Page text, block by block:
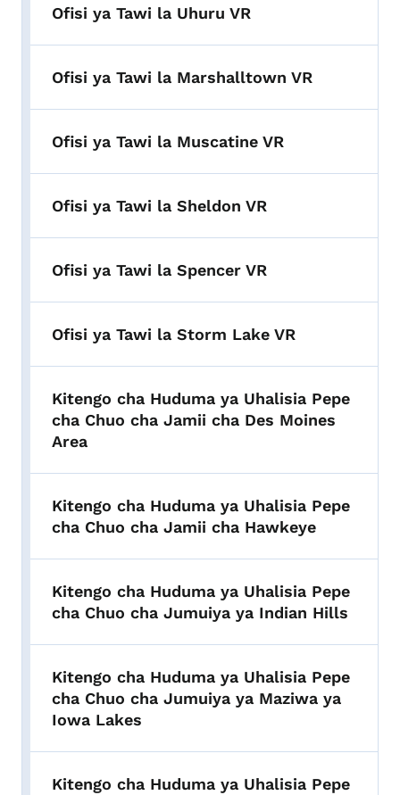
Ofisi ya Tawi la Uhuru VR
Ofisi ya Tawi la Marshalltown VR
Ofisi ya Tawi la Muscatine VR
Ofisi ya Tawi la Sheldon VR
Ofisi ya Tawi la Spencer VR
Ofisi ya Tawi la Storm Lake VR
Kitengo cha Huduma ya Uhalisia Pepe
cha Chuo cha Jamii cha Des Moines
Area
Kitengo cha Huduma ya Uhalisia Pepe
cha Chuo cha Jamii cha Hawkeye
Kitengo cha Huduma ya Uhalisia Pepe
cha Chuo cha Jumuiya ya Indian Hills
Kitengo cha Huduma ya Uhalisia Pepe
cha Chuo cha Jumuiya ya Maziwa ya
Iowa Lakes
Kitengo cha Huduma ya Uhalisia Pepe